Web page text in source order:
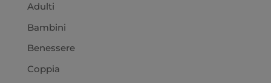
Adulti
Bambini
Benessere
Coppia